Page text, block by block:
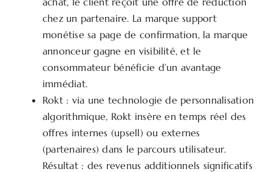
chez un partenaire. La marque support
monétise sa page de confirmation, la marque
annonceur gagne en visibilité, et le
consommateur bénéficie d’un avantage
immédiat.
Rokt : via une technologie de personnalisation
algorithmique, Rokt insère en temps réel des
offres internes (upsell) ou externes
(partenaires) dans le parcours utilisateur.
Résultat : des revenus additionnels significatifs